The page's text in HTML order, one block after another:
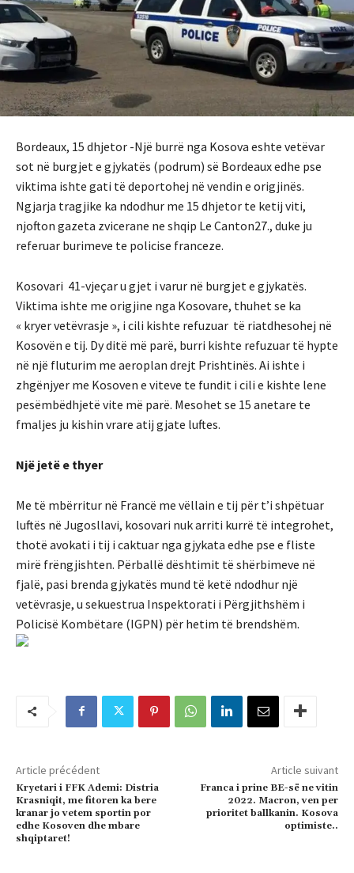
Bordeaux, 15 dhjetor -Një burrë nga Kosova eshte vetëvar
sot në burgjet e gjykatës (podrum) së Bordeaux edhe pse
viktima ishte gati të deportohej në vendin e origjinës.
Ngjarja tragjike ka ndodhur me 15 dhjetor te ketij viti,
njofton gazeta zvicerane ne shqip Le Canton27., duke ju
referuar burimeve te policise franceze.
Kosovari 41-vjeçar u gjet i varur në burgjet e gjykatës.
Viktima ishte me origjine nga Kosovare, thuhet se ka
« kryer vetëvrasje », i cili kishte refuzuar të riatdhesohej në
Kosovën e tij. Dy ditë më parë, burri kishte refuzuar të hypte
në një fluturim me aeroplan drejt Prishtinës. Ai ishte i
zhgënjyer me Kosoven e viteve te fundit i cili e kishte lene
pesëmbëdhjetë vite më parë. Mesohet se 15 anetare te
fmaljes ju kishin vrare atij gjate luftes.
Një jetë e thyer
Me të mbërritur në Francë me vëllain e tij për t’i shpëtuar
luftës në Jugosllavi, kosovari nuk arriti kurrë të integrohet,
thotë avokati i tij i caktuar nga gjykata edhe pse e fliste
mirë frëngjishten. Përballë dështimit të shërbimeve në
fjalë, pasi brenda gjykatës mund të ketë ndodhur një
vetëvrasje, u sekuestrua Inspektorati i Përgjithshëm i
Policisë Kombëtare (IGPN) për hetim të brendshëm.
Article précédent
Kryetari i FFK Ademi: Distria
Krasniqit, me fitoren ka bere
kranar jo vetem sportin por
edhe Kosoven dhe mbare
shqiptaret!
Article suivant
Franca i prine BE-së ne vitin
2022. Macron, ven per
prioritet ballkanin. Kosova
optimiste..